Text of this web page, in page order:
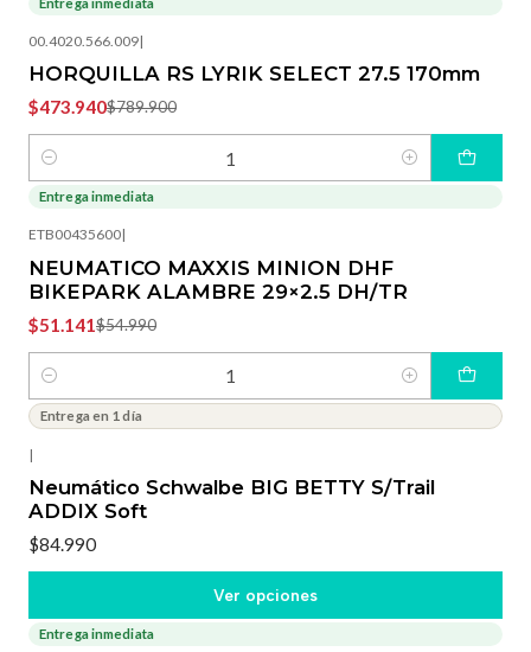
-40%
00.4020.566.009|
HORQUILLA RS LYRIK SELECT 27.5 170mm
$473.940$789.900
Cantidad
Entrega inmediata
ETB00435600|
NEUMATICO MAXXIS MINION DHF
BIKEPARK ALAMBRE 29×2.5 DH/TR
$51.141$54.990
Cantidad
Entrega en 1 día
|
Neumático Schwalbe BIG BETTY S/Trail
ADDIX Soft
$84.990
Ver opciones
Entrega inmediata